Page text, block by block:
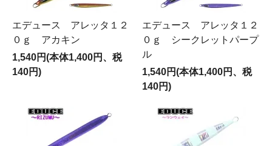
エデュース アレッタ１２
０ｇ アカキン
1,540円(本体1,400円、税
140円)
エデュース アレッタ１２
０ｇ シークレットパープ
ル
1,540円(本体1,400円、税
140円)